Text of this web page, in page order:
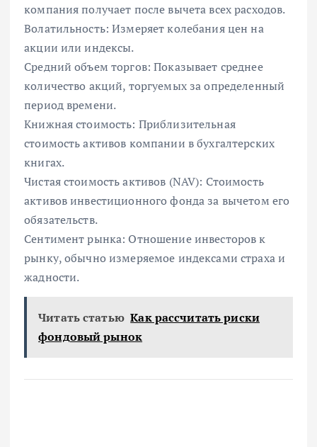
компания получает после вычета всех расходов.
Волатильность: Измеряет колебания цен на
акции или индексы.
Средний объем торгов: Показывает среднее
количество акций, торгуемых за определенный
период времени.
Книжная стоимость: Приблизительная
стоимость активов компании в бухгалтерских
книгах.
Чистая стоимость активов (NAV): Стоимость
активов инвестиционного фонда за вычетом его
обязательств.
Сентимент рынка: Отношение инвесторов к
рынку, обычно измеряемое индексами страха и
жадности.
Читать статью Как рассчитать риски
фондовый рынок